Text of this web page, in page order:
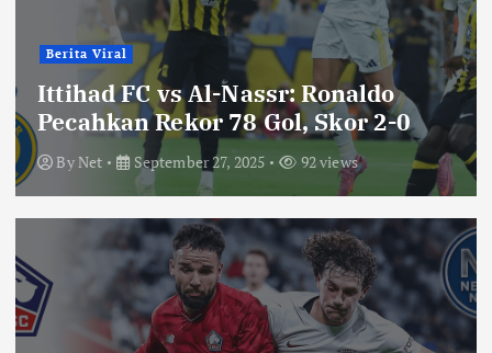
Berita Viral
Ittihad FC vs Al-Nassr: Ronaldo
Pecahkan Rekor 78 Gol, Skor 2-0
ByNet September 27, 2025 92 views